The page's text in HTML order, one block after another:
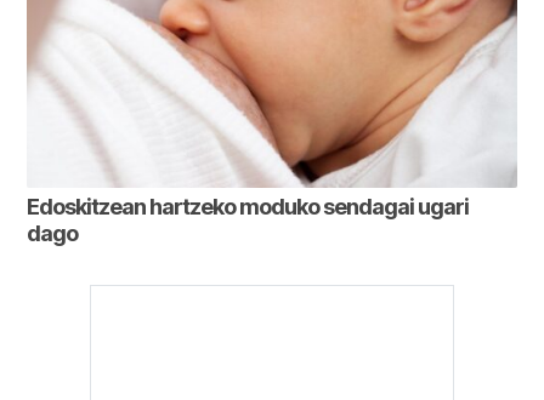
Edoskitzean hartzeko moduko sendagai ugari
dago